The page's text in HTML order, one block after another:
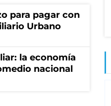
para pagar con
Urbano
la economía
nacional